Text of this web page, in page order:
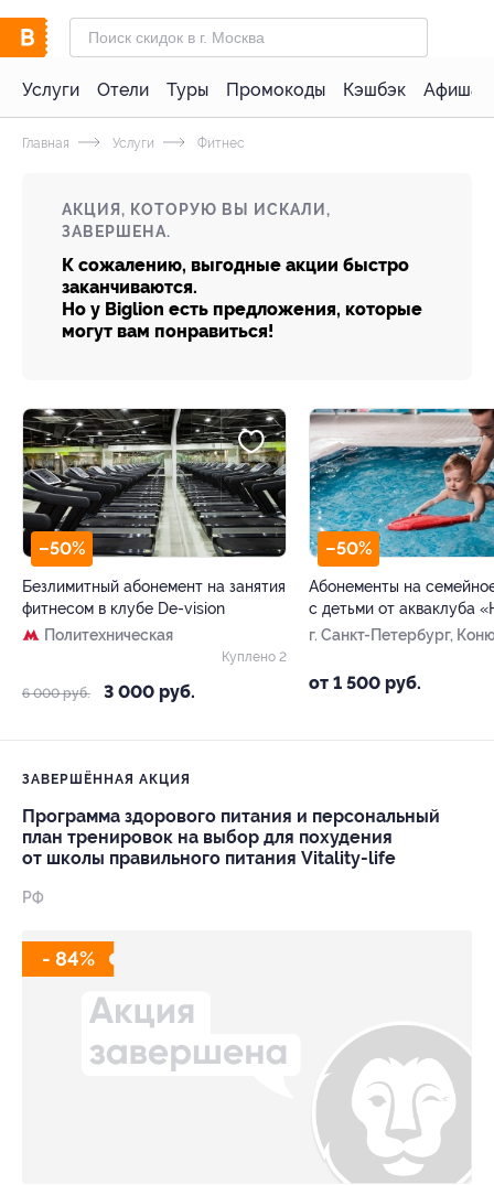
Услуги Отели Туры Промокоды Кэшбэк Афиша
Главная Услуги Фитнес
АКЦИЯ, КОТОРУЮ ВЫ ИСКАЛИ,
ЗАВЕРШЕНА.
К сожалению, выгодные акции быстро
заканчиваются.
Но у Biglion есть предложения, которые
могут вам понравиться!
–50%
Безлимитный абонемент на занятия
фитнесом в клубе De-vision
Политехническая
6 000 руб. 3 000 руб.
Куплено 2
–50%
Абонементы на
с детьми от акваклуба
г. Санкт-Петербург,
от 1 500 руб.
ЗАВЕРШЁННАЯ АКЦИЯ
Программа здорового питания и персональный
план тренировок на выбор для похудения
от школы правильного питания Vitality-life
РФ
- 84%